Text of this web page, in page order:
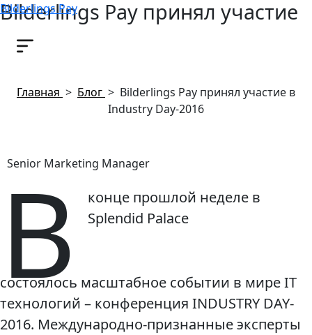
Bilderlings Pay
Bilderlings Pay принял участие
в Industry Day-2016
Главная > Блог > Bilderlings Pay принял участие в
Industry Day-2016
Senior Marketing Manager
В
конце прошлой неделе в
Splendid Palace
состоялось масштабное событии в мире IT
технологий – конференция INDUSTRY DAY-
2016. Международно-признанные эксперты